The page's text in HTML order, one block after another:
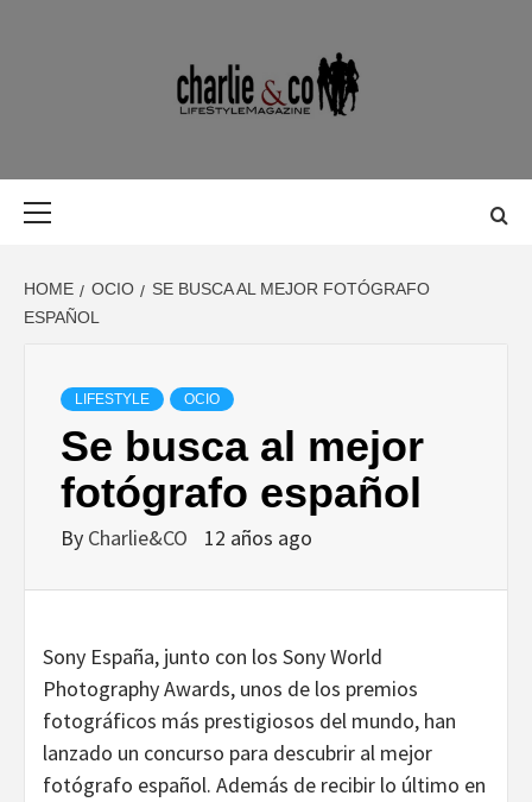
MAGAZINE
BELLEZA,
OCIO,
MOTOR,
DISEÑO…
MAGAZINE DE GASTRONOMÍA, BELLEZA, OCIO, VIAJES,
HOME OCIO
SE BUSCA AL MEJOR FOTÓGRAFO
ESPAÑOL
LIFESTYLE OCIO
Se busca al mejor
fotógrafo español
By Charlie&CO 12 años ago
Sony España, junto con los Sony World
Photography Awards, unos de los premios
fotográficos más prestigiosos del mundo, han
lanzado un concurso para descubrir al mejor
fotógrafo español. Además de recibir lo último en